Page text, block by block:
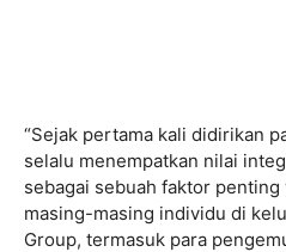
“Sejak pertama kali didirikan
selalu menempatkan nilai
sebagai sebuah faktor
masing-masing individu di
Group, termasuk para